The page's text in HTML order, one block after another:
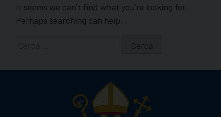
It seems we can’t find what you’re looking for.
Perhaps searching can help.